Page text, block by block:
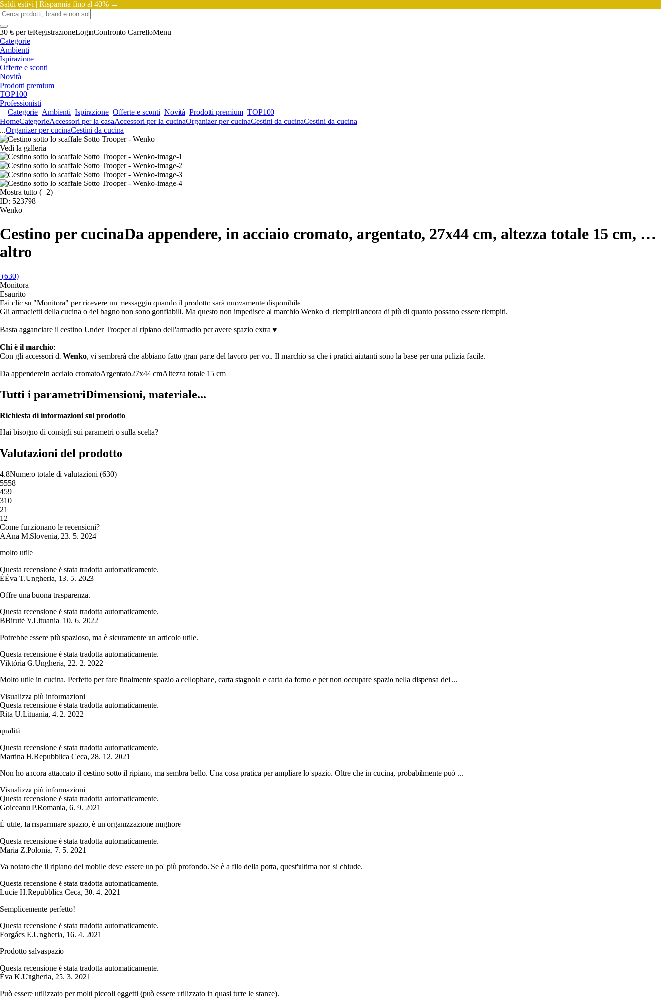
Saldi estivi | Risparmia fino al 40% →
30 € per teRegistrazioneLoginConfronto CarrelloMenu
Categorie
Ambienti
Ispirazione
Offerte e sconti
Novità
Prodotti premium
TOP100
Professionisti
Categorie Ambienti Ispirazione Offerte e sconti Novità Prodotti premium TOP100
HomeCategorieAccessori per la casaAccessori per la cucinaOrganizer per cucinaCestini da cucinaCestini da cucina
...Organizer per cucinaCestini da cucina
Vedi la galleria
Mostra tutto (+2)
ID: 523798
Wenko
Cestino per cucinaDa appendere, in acciaio cromato, argentato, 27x44 cm, altezza totale 15 cm, …
altro
(630)
Monitora
Esaurito
Fai clic su "Monitora" per ricevere un messaggio quando il prodotto sarà nuovamente disponibile.
Gli armadietti della cucina o del bagno non sono gonfiabili. Ma questo non impedisce al marchio Wenko di riempirli ancora di più di quanto possano essere riempiti.
Basta agganciare il cestino Under Trooper al ripiano dell'armadio per avere spazio extra ♥
Chi è il marchio:
Con gli accessori di Wenko, vi sembrerà che abbiano fatto gran parte del lavoro per voi. Il marchio sa che i pratici aiutanti sono la base per una pulizia facile.
Da appendereIn acciaio cromatoArgentato27x44 cmAltezza totale 15 cm
Tutti i parametriDimensioni, materiale...
Richiesta di informazioni sul prodotto
Hai bisogno di consigli sui parametri o sulla scelta?
Valutazioni del prodotto
4.8Numero totale di valutazioni (630)
5558
459
310
21
1 2
Come funzionano le recensioni?
AAna M.Slovenia, 23. 5. 2024
molto utile
Questa recensione è stata tradotta automaticamente.
ÉÉva T.Ungheria, 13. 5. 2023
Offre una buona trasparenza.
Questa recensione è stata tradotta automaticamente.
BBirutė V.Lituania, 10. 6. 2022
Potrebbe essere più spazioso, ma è sicuramente un articolo utile.
Questa recensione è stata tradotta automaticamente.
Viktória G.Ungheria, 22. 2. 2022
Molto utile in cucina. Perfetto per fare finalmente spazio a cellophane, carta stagnola e carta da forno e per non occupare spazio nella dispensa dei ...
Visualizza più informazioni
Questa recensione è stata tradotta automaticamente.
Rita U.Lituania, 4. 2. 2022
qualità
Questa recensione è stata tradotta automaticamente.
Martina H.Repubblica Ceca, 28. 12. 2021
Non ho ancora attaccato il cestino sotto il ripiano, ma sembra bello. Una cosa pratica per ampliare lo spazio. Oltre che in cucina, probabilmente può ...
Visualizza più informazioni
Questa recensione è stata tradotta automaticamente.
Goiceanu P.Romania, 6. 9. 2021
È utile, fa risparmiare spazio, è un'organizzazione migliore
Questa recensione è stata tradotta automaticamente.
Maria Z.Polonia, 7. 5. 2021
Va notato che il ripiano del mobile deve essere un po' più profondo. Se è a filo della porta, quest'ultima non si chiude.
Questa recensione è stata tradotta automaticamente.
Lucie H.Repubblica Ceca, 30. 4. 2021
Semplicemente perfetto!
Questa recensione è stata tradotta automaticamente.
Forgács E.Ungheria, 16. 4. 2021
Prodotto salvaspazio
Questa recensione è stata tradotta automaticamente.
Éva K.Ungheria, 25. 3. 2021
Può essere utilizzato per molti piccoli oggetti (può essere utilizzato in quasi tutte le stanze).